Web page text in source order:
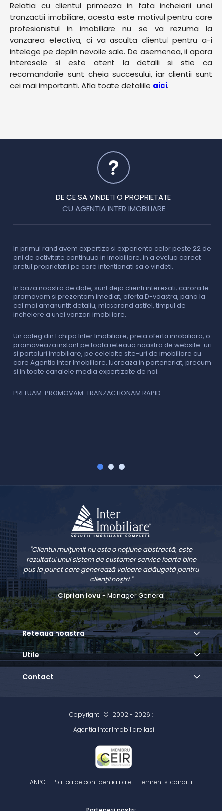
Relatia cu clientul primeaza in fata incheierii unei
tranzactii imobiliare, acesta este motivul pentru care
profesionistul in imobiliare nu se va rezuma la
vanzarea efectiva, ci va asculta clientul pentru a-i
intelege pe deplin nevoile sale. De asemenea, ii apara
interesele si este atent la detalii si stie ca
recomandarile sunt cheia succesului, iar clientii sunt
cei mai importanti. Afla toate detaliile aici.
DE CE SA VINDETI O PROPRIETATE
CU AGENTIA INTER IMOBILIARE
In primul rand avem expertiza si experienta celor peste 22 de
ani de activitate continuua in imobiliare, in a evalua corect
pretul proprietatii pe care intentionati sa o vindeti.
In baza noastra de date, sunt deja clienti interesati, carora le
promovam si prezentam imediat, oferta D-voastra, pana la
cel mai amanuntit detaliu, micsorand astfel, timpul de
incheiere a unei vanzari imobiliare.
Un coleg din Echipa Inter Imobiliare, preia oferta imobiliara, o
promoveaza instant pe toata reteaua noastra de website-uri
si portaluri imobiliare, pe celelalte site-uri de imobiliare cu
care Agentia Inter Imobiliare, lucreaza in parteneriat, precum
si in toate canalele media expertizate de noi.
PRELUAM. PROMOVAM. TRANZACTIONAM RAPID.
"Clientul mulţumit nu este o noţiune abstractă, este
rezultatul unui sistem de customer service foarte bine
pus la punct care generează valoare adăugată pentru
clienţii noştri."
Ciprian Iovu- Manager General
Reteaua noastra
Utile
Contact
Copyright © 2002 - 2026 :
Agentia Inter Imobiliare Iasi
ANPC | Politica de confidentialitate | Termeni si conditii